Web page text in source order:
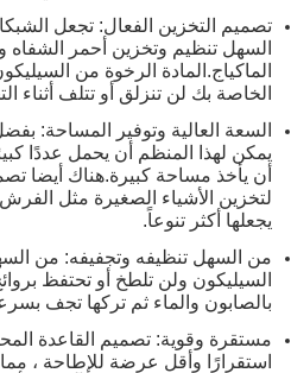
تصميم التخزين الفعال: تجعل
السهل تنظيم وتخزين أحمر الشفاه
الماكياج.المادة الرخوة من
الخاصة بك لن تنزلق أو تتلف أثناء
السعة العالية وتوفير المساحة:
يمكن لهذا المنظم أن يحمل عددًا
أن يأخذ مساحة كبيرة.هناك أيضا
لتخزين الأشياء الصغيرة مثل
يجعلها أكثر تنوعاً.
من السهل تنظيفه وتجفيفه: من
السيليكون ولن تلطخ أو تحتفظ
بالصابون والماء ثم تركها تجف
مستقرة وقوية: تصميم القاعدة
استقرارًا وأقل عرضة للإطاحة ،